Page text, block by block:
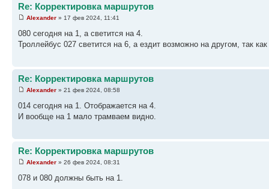
Re: Корректировка маршрутов
Alexander » 17 фев 2024, 11:41
080 сегодня на 1, а светится на 4.
Троллейбус 027 светится на 6, а ездит возможно на другом, так
Re: Корректировка маршрутов
Alexander » 21 фев 2024, 08:58
014 сегодня на 1. Отображается на 4.
И вообще на 1 мало трамваем видно.
Re: Корректировка маршрутов
Alexander » 26 фев 2024, 08:31
078 и 080 должны быть на 1.